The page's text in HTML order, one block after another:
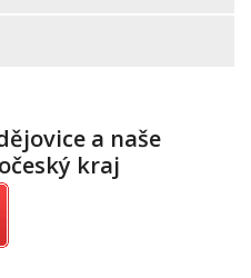
a naše
kraj